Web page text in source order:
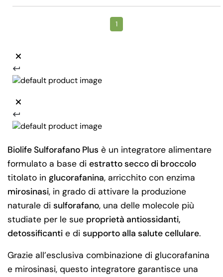
1
Biolife Sulforafano Plus è un integratore alimentare
formulato a base di estratto secco di broccolo
titolato in glucorafanina, arricchito con enzima
mirosinasi, in grado di attivare la produzione
naturale di sulforafano, una delle molecole più
studiate per le sue proprietà antiossidanti,
detossificanti e di supporto alla salute cellulare.
Grazie all’esclusiva combinazione di glucorafanina
e mirosinasi, questo integratore garantisce una